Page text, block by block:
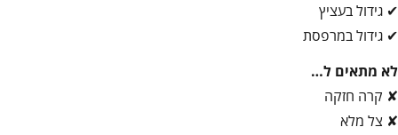
✔ גידול בעציץ
✔ גידול במרפסת
לא מתאים ל…
✘ קרה חזקה
✘ צל מלא